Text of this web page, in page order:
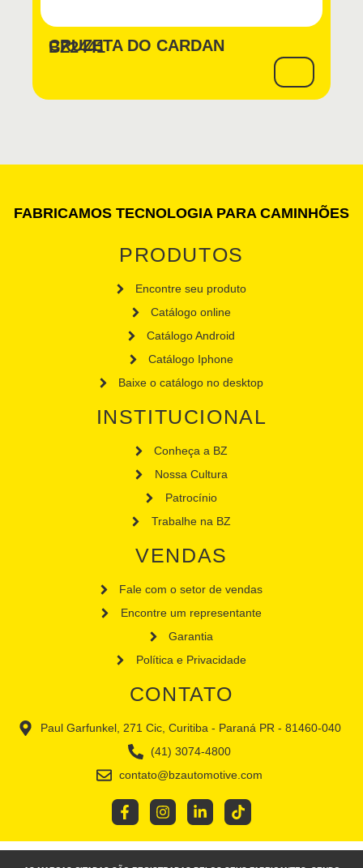
BZ2441
CRUZETA DO CARDAN
FABRICAMOS TECNOLOGIA PARA CAMINHÕES
PRODUTOS
Encontre seu produto
Catálogo online
Catálogo Android
Catálogo Iphone
Baixe o catálogo no desktop
INSTITUCIONAL
Conheça a BZ
Nossa Cultura
Patrocínio
Trabalhe na BZ
VENDAS
Fale com o setor de vendas
Encontre um representante
Garantia
Política e Privacidade
CONTATO
Paul Garfunkel, 271 Cic, Curitiba - Paraná PR - 81460-040
(41) 3074-4800
contato@bzautomotive.com